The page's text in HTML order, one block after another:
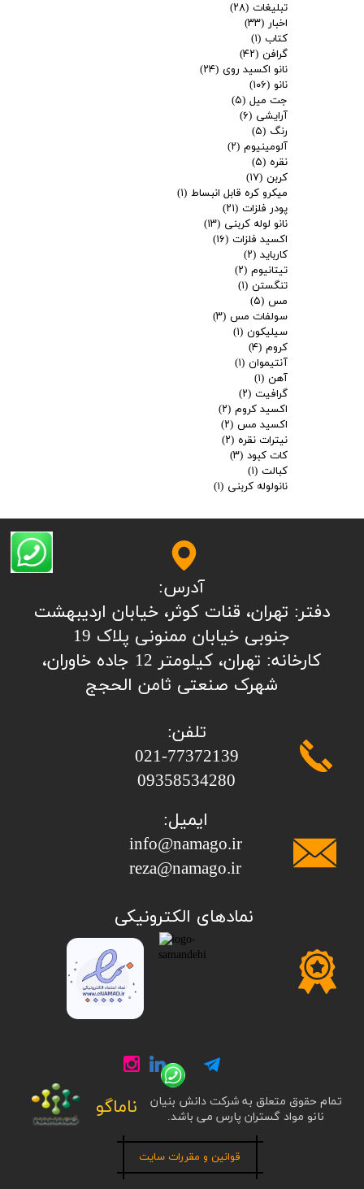
تبلیغات (۲۸)
اخبار (۳۳)
کتاب (۱)
گرافن (۴۲)
نانو اکسید روی (۲۴)
نانو (۱۰۶)
جت میل (۵)
آرایشی (۶)
رنگ (۵)
آلومینیوم (۲)
نقره (۵)
کربن (۱۷)
میکرو کره قابل انبساط (۱)
پودر فلزات (۲۱)
نانو لوله کربنی (۱۳)
اکسید فلزات (۱۶)
کارباید (۲)
تیتانیوم (۲)
تنگستن (۱)
مس (۵)
سولفات مس (۳)
سیلیکون (۱)
کروم (۴)
آنتیموان (۱)
آهن (۱)
گرافیت (۲)
اکسید کروم (۲)
اکسید مس (۲)
نیترات نقره (۲)
کات کبود (۳)
کبالت (۱)
نانولوله کربنی (۱)
تمام حقوق متعلق به شرکت دانش بنیان
نانو مواد گستران پارس می باشد.
ناماگو
تلفن:
​​​​​​​021-77372139
​​​​​​​09358534280
آدرس:
​​​​​​​​دفتر: تهران، قنات کوثر، خیابان اردیبهشت
جنوبی خیابان ممنونی پلاک 19
کارخانه: تهران، کیلومتر 12 جاده خاوران،
شهرک صنعتی ثامن الحجج
ایمیل:
info@namago.ir
​​​​​​​reza@namago.ir
​نمادهای الکترونیکی
قوانین و مقررات سایت